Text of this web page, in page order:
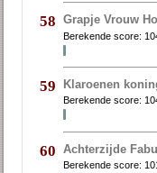
58 Grapje Vrouw
Berekende score:
59 Klaroenen
Berekende score:
60 Achterzijde
Berekende score: